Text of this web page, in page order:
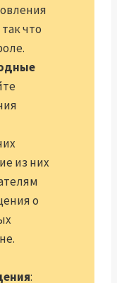
что
из них
о
: